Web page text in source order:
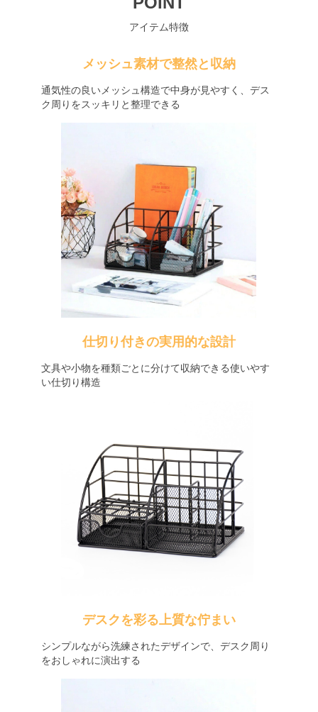
アイテム特徴
メッシュ素材で整然と収納
通気性の良いメッシュ構造で中身が見やすく、デス
ク周りをスッキリと整理できる
仕切り付きの実用的な設計
文具や小物を種類ごとに分けて収納できる使いやす
い仕切り構造
デスクを彩る上質な佇まい
シンプルながら洗練されたデザインで、デスク周り
をおしゃれに演出する